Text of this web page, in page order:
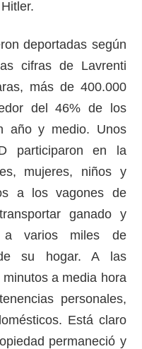
deportadas según
cifras de Lavrenti
más de 400.000
del 46% de los
año y medio. Unos
participaron en la
mujeres, niños y
a los vagones de
ganado y
varios miles de
su hogar. A las
a media hora
personales,
Está claro
permaneció y